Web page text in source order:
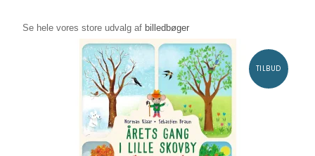
Se hele vores store udvalg af billedbøger
TILBUD